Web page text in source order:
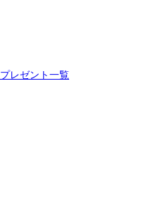
プレゼント一覧